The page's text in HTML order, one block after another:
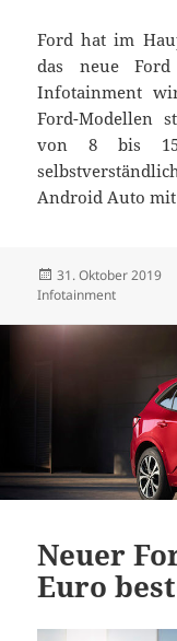
Ford hat im
das neue
Infotainment
Ford-Modellen
von 8 bis
Android Auto
Veröffentlicht
am
31. Oktober 2019
Infotainment
Neuer
Euro